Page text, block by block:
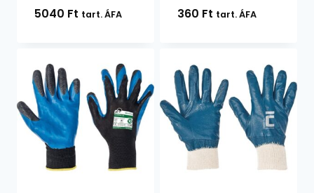
5040 Ft tart. ÁFA 360 Ft tart. ÁFA